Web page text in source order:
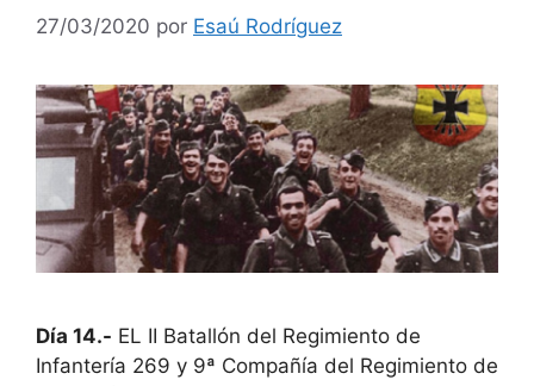
27/03/2020 por Esaú Rodríguez
Día 14.- EL II Batallón del Regimiento de
Infantería 269 y 9ª Compañía del Regimiento de